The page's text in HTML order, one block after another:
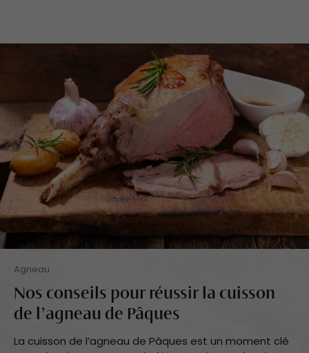
Agneau
Nos conseils pour réussir la cuisson
de l’agneau de Pâques
La cuisson de l’agneau de Pâques est un moment clé